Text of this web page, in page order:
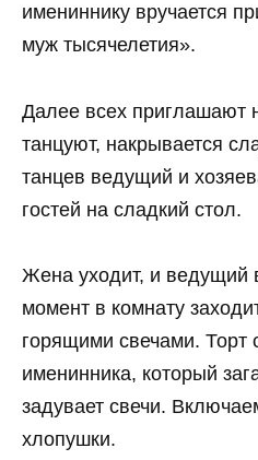
имениннику вручается
муж тысячелетия».
Далее всех приглашают
танцуют, накрывается
танцев ведущий и
гостей на сладкий стол.
Жена уходит, и ведущий
момент в комнату
горящими свечами. Торт
именинника, который
задувает свечи.
хлопушки.